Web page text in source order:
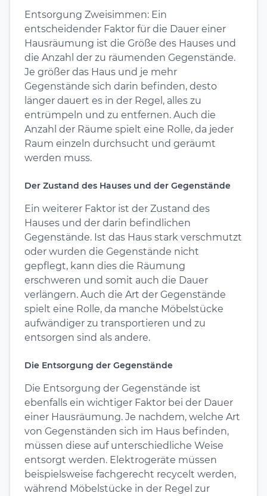
Entsorgung Zweisimmen: Ein
entscheidender Faktor für die Dauer einer
Hausräumung ist die Größe des Hauses und
die Anzahl der zu räumenden Gegenstände.
Je größer das Haus und je mehr
Gegenstände sich darin befinden, desto
länger dauert es in der Regel, alles zu
entrümpeln und zu entfernen. Auch die
Anzahl der Räume spielt eine Rolle, da jeder
Raum einzeln durchsucht und geräumt
werden muss.
Der Zustand des Hauses und der Gegenstände
Ein weiterer Faktor ist der Zustand des
Hauses und der darin befindlichen
Gegenstände. Ist das Haus stark verschmutzt
oder wurden die Gegenstände nicht
gepflegt, kann dies die Räumung
erschweren und somit auch die Dauer
verlängern. Auch die Art der Gegenstände
spielt eine Rolle, da manche Möbelstücke
aufwändiger zu transportieren und zu
entsorgen sind als andere.
Die Entsorgung der Gegenstände
Die Entsorgung der Gegenstände ist
ebenfalls ein wichtiger Faktor bei der Dauer
einer Hausräumung. Je nachdem, welche Art
von Gegenständen sich im Haus befinden,
müssen diese auf unterschiedliche Weise
entsorgt werden. Elektrogeräte müssen
beispielsweise fachgerecht recycelt werden,
während Möbelstücke in der Regel zur